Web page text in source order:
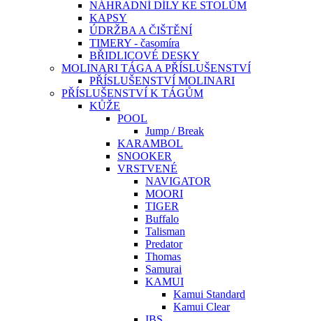
NÁHRADNÍ DÍLY KE STOLŮM
KAPSY
ÚDRŽBA A ČIŠTĚNÍ
TIMERY - časomíra
BŘIDLICOVÉ DESKY
MOLINARI TÁGA A PŘÍSLUŠENSTVÍ
PŘÍSLUŠENSTVÍ MOLINARI
PŘÍSLUŠENSTVÍ K TÁGŮM
KŮŽE
POOL
Jump / Break
KARAMBOL
SNOOKER
VRSTVENÉ
NAVIGATOR
MOORI
TIGER
Buffalo
Talisman
Predator
Thomas
Samurai
KAMUI
Kamui Standard
Kamui Clear